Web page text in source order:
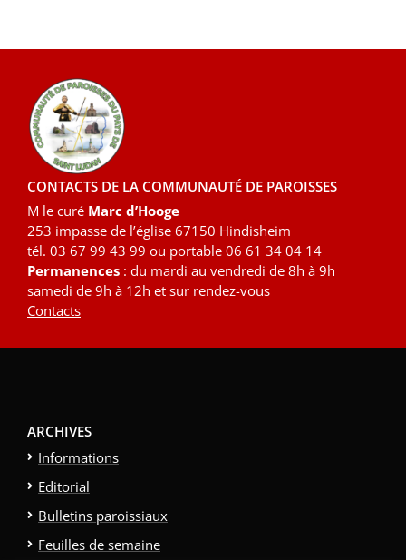
CONTACTS DE LA COMMUNAUTÉ DE PAROISSES
M le curé Marc d’Hooge
253 impasse de l’église 67150 Hindisheim
tél. 03 67 99 43 99 ou portable 06 61 34 04 14
Permanences : du mardi au vendredi de 8h à 9h
samedi de 9h à 12h et sur rendez-vous
Contacts
ARCHIVES
Informations
Editorial
Bulletins paroissiaux
Feuilles de semaine